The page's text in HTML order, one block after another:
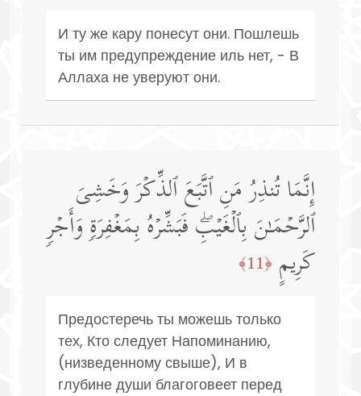
И ту же кару понесут они. Пошлешь
ты им предупреждение иль нет, - В
Аллаха не уверуют они.
إِنَّمَا تُنذِرُ مَنِ ٱتَّبَعَ ٱلذِّكۡرَ وَخَشِیَ
ٱلرَّحۡمَـٰنَ بِٱلۡغَیۡبِۖ فَبَشِّرۡهُ بِمَغۡفِرَةࣲ وَأَجۡرࣲ
كَرِیمٍ ﴿11﴾
Предостеречь ты можешь только
тех, Кто следует Напоминанию,
(низведенному свыше), И в
глубине души благоговеет перед